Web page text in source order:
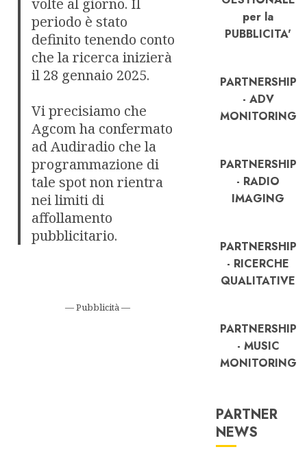
periodo è stato
definito tenendo conto
che la ricerca inizierà
il 28 gennaio 2025.
Vi precisiamo che
Agcom ha confermato
ad Audiradio che la
programmazione di
tale spot non rientra
nei limiti di
affollamento
pubblicitario.
— Pubblicità —
per la
PUBBLICITA'
PARTNERSHIP
- ADV
MONITORING
PARTNERSHIP
- RADIO
IMAGING
PARTNERSHIP
- RICERCHE
QUALITATIVE
PARTNERSHIP
- MUSIC
MONITORING
PARTNER
NEWS
FREE